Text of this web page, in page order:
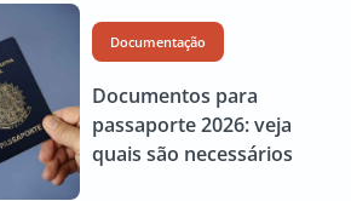
Documentação
Documentos para
passaporte 2026: veja
quais são necessários